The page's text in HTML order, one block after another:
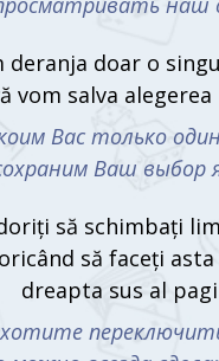
Exploding Kittens: Imploding
455 mdl